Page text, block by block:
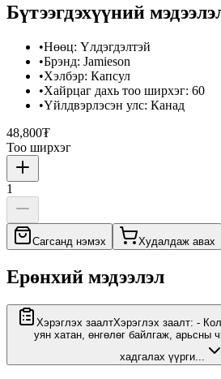
Бүтээгдэхүүний
•Нөөц: Үлдэгдэлтэй
•Брэнд: Jamieson
•Хэлбэр: Капсул
•Хайрцаг дахь тоо ширхэг: 60
•Үйлдвэрлэсэн улс: Канад
48,800₮
Тоо ширхэг
1
Сагсанд нэмэх Худалдаж авах
Ерөнхий мэдээлэл
Хэрэглэх заалтХэрэглэх заалт: -
уян хатан, өнгөлөг байлгаж, арьсны
хадгалах үүрги...